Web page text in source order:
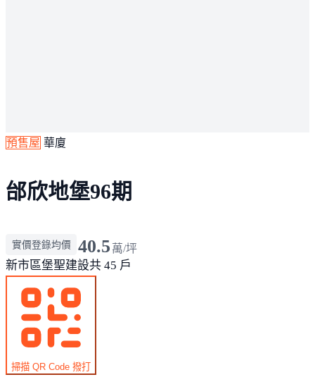
預售屋 華廈
邰欣地堡96期
實價登錄均價 40.5 萬/坪
新市區堡聖建設共 45 戶
掃描 QR Code 撥打